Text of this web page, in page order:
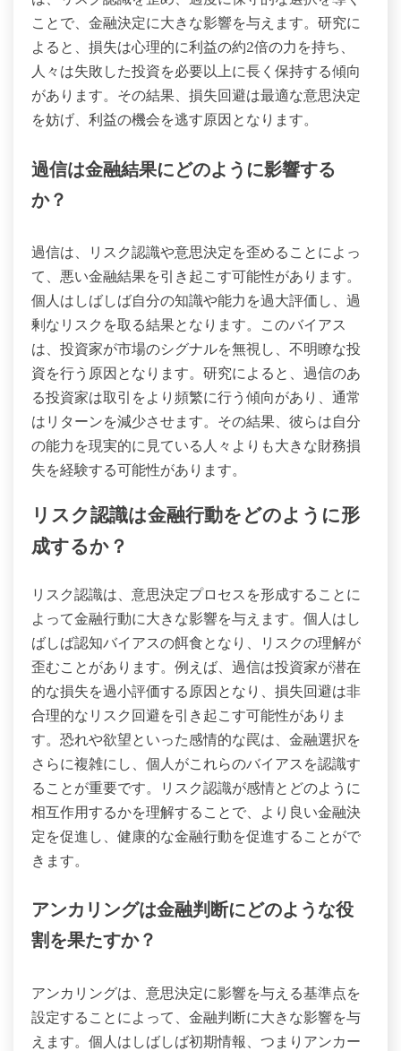
ことで、金融決定に大きな影響を与えます。研究に
よると、損失は心理的に利益の約2倍の力を持ち、
人々は失敗した投資を必要以上に長く保持する傾向
があります。その結果、損失回避は最適な意思決定
を妨げ、利益の機会を逃す原因となります。
過信は金融結果にどのように影響する
か？
過信は、リスク認識や意思決定を歪めることによっ
て、悪い金融結果を引き起こす可能性があります。
個人はしばしば自分の知識や能力を過大評価し、過
剰なリスクを取る結果となります。このバイアス
は、投資家が市場のシグナルを無視し、不明瞭な投
資を行う原因となります。研究によると、過信のあ
る投資家は取引をより頻繁に行う傾向があり、通常
はリターンを減少させます。その結果、彼らは自分
の能力を現実的に見ている人々よりも大きな財務損
失を経験する可能性があります。
リスク認識は金融行動をどのように形
成するか？
リスク認識は、意思決定プロセスを形成することに
よって金融行動に大きな影響を与えます。個人はし
ばしば認知バイアスの餌食となり、リスクの理解が
歪むことがあります。例えば、過信は投資家が潜在
的な損失を過小評価する原因となり、損失回避は非
合理的なリスク回避を引き起こす可能性がありま
す。恐れや欲望といった感情的な罠は、金融選択を
さらに複雑にし、個人がこれらのバイアスを認識す
ることが重要です。リスク認識が感情とどのように
相互作用するかを理解することで、より良い金融決
定を促進し、健康的な金融行動を促進することがで
きます。
アンカリングは金融判断にどのような役
割を果たすか？
アンカリングは、意思決定に影響を与える基準点を
設定することによって、金融判断に大きな影響を与
えます。個人はしばしば初期情報、つまりアンカー